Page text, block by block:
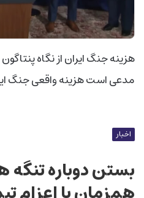
هزینه جنگ ایران از نگاه
مدعی است هزینه واقعی جنگ
اخبار
بستن دوباره تنگه